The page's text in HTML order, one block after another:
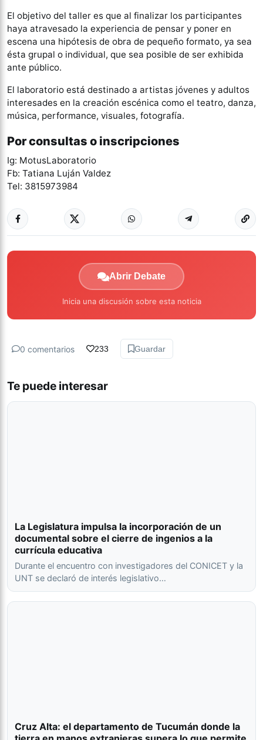
El objetivo del taller es que al finalizar los participantes
haya atravesado la experiencia de pensar y poner en
escena una hipótesis de obra de pequeño formato, ya sea
ésta grupal o individual, que sea posible de ser exhibida
ante público.
El laboratorio está destinado a artistas jóvenes y adultos
interesades en la creación escénica como el teatro, danza,
música, performance, visuales, fotografía.
Por consultas o inscripciones
Ig: MotusLaboratorio
Fb: Tatiana Luján Valdez
Tel: 3815973984
Abrir Debate
Inicia una discusión sobre esta noticia
0 comentarios 233 Guardar
Te puede interesar
La Legislatura impulsa la incorporación de un
documental sobre el cierre de ingenios a la
currícula educativa
Durante el encuentro con investigadores del CONICET y la
UNT se declaró de interés legislativo…
Cruz Alta: el departamento de Tucumán donde la